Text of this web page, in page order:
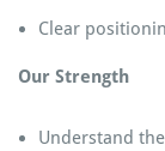
Clear
Our Strength
Understand